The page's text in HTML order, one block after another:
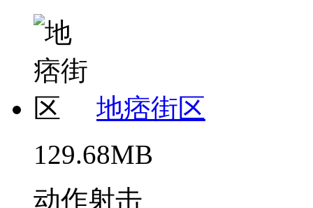
地痞街区
129.68MB
动作射击